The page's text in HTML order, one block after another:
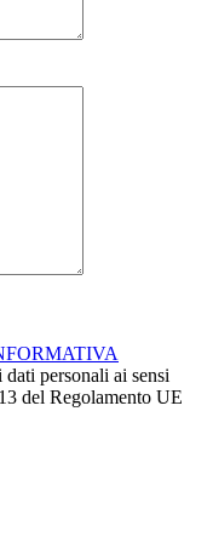
dati personali ai sensi
del Regolamento UE